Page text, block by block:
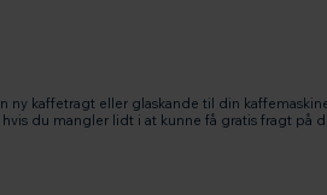
ny kaffetragt eller glaskande til din
du mangler lidt i at kunne få gratis fragt på